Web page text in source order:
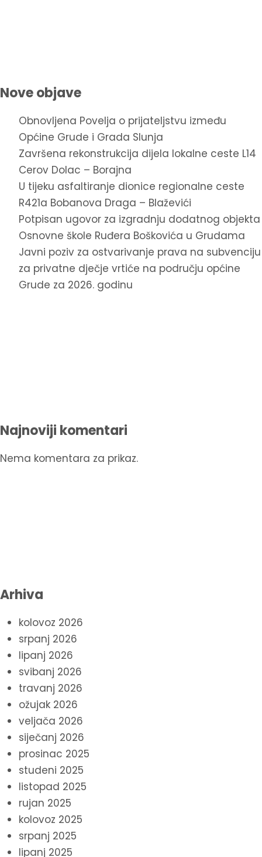
Nove objave
Obnovljena Povelja o prijateljstvu između
Općine Grude i Grada Slunja
Završena rekonstrukcija dijela lokalne ceste L14
Cerov Dolac – Borajna
U tijeku asfaltiranje dionice regionalne ceste
R421a Bobanova Draga – Blaževići
Potpisan ugovor za izgradnju dodatnog objekta
Osnovne škole Ruđera Boškovića u Grudama
Javni poziv za ostvarivanje prava na subvenciju
za privatne dječje vrtiće na području općine
Grude za 2026. godinu
Najnoviji komentari
Nema komentara za prikaz.
Arhiva
kolovoz 2026
srpanj 2026
lipanj 2026
svibanj 2026
travanj 2026
ožujak 2026
veljača 2026
siječanj 2026
prosinac 2025
studeni 2025
listopad 2025
rujan 2025
kolovoz 2025
srpanj 2025
lipanj 2025